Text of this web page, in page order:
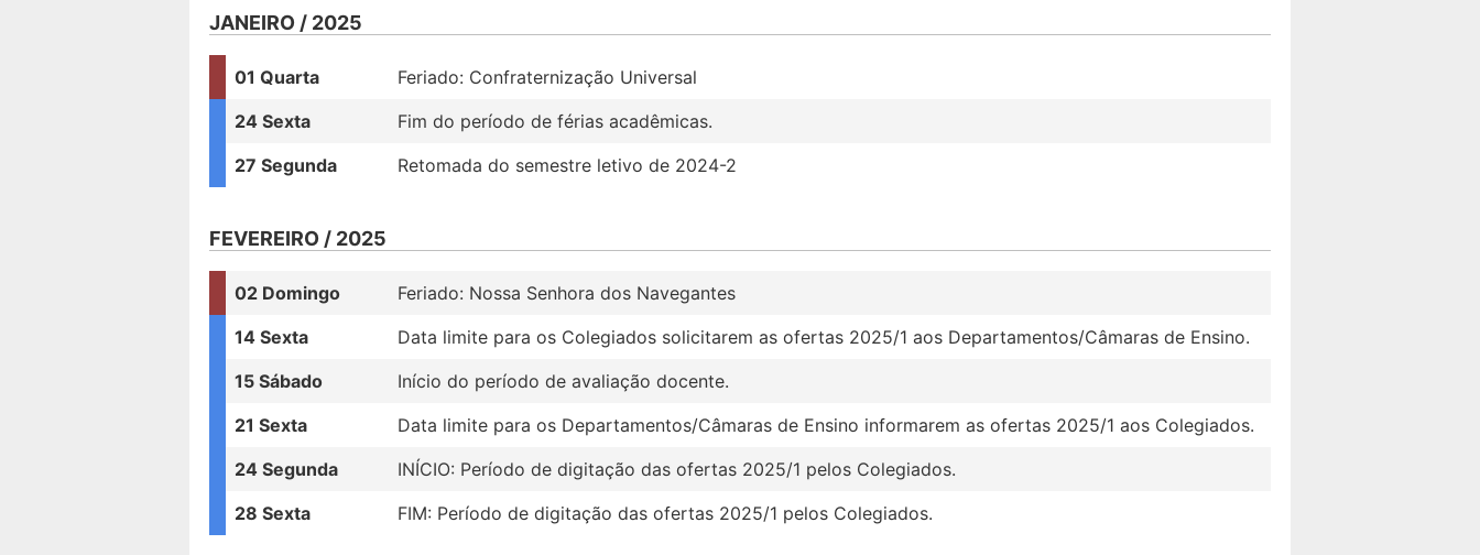
JANEIRO / 2025
01 Quarta
Feriado: Confraternização Universal
24 Sexta
Fim do período de férias acadêmicas.
27 Segunda
Retomada do semestre letivo de 2024-2
FEVEREIRO / 2025
02 Domingo
Feriado: Nossa Senhora dos Navegantes
14 Sexta
Data limite para os Colegiados solicitarem as ofertas 2025/1 aos Departamentos/Câmaras de Ensino.
15 Sábado
Início do período de avaliação docente.
21 Sexta
Data limite para os Departamentos/Câmaras de Ensino informarem as ofertas 2025/1 aos Colegiados.
24 Segunda
INÍCIO: Período de digitação das ofertas 2025/1 pelos Colegiados.
28 Sexta
FIM: Período de digitação das ofertas 2025/1 pelos Colegiados.